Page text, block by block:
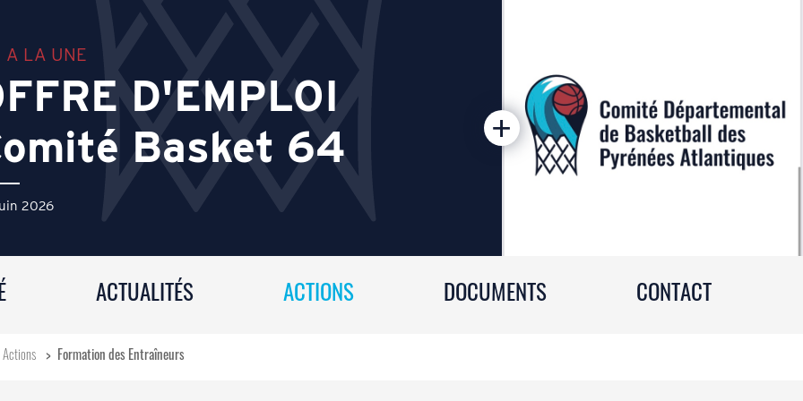
A LA UNE
2026
A LA UNE
D'EMPLOI
Basket 64
2026
ACTUALITÉS ACTIONS DOCUMENTS CONTACT
Actions > Formation des Entraîneurs